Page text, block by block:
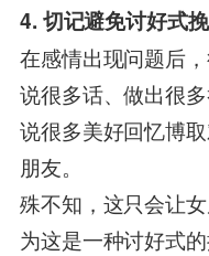
4. 切记避免讨好式
在感情出现问题后
说很多话、做出很
说很多美好回忆博
朋友。
殊不知，这只会让
为这是一种讨好式